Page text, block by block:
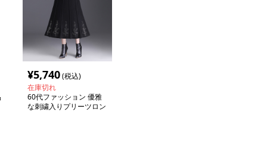
¥5,740(税込)
在庫切れ
60代ファッション 優雅
な刺繍入りプリーツロン